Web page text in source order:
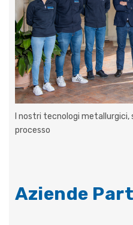
I nostri tecnologi
processo
Aziende